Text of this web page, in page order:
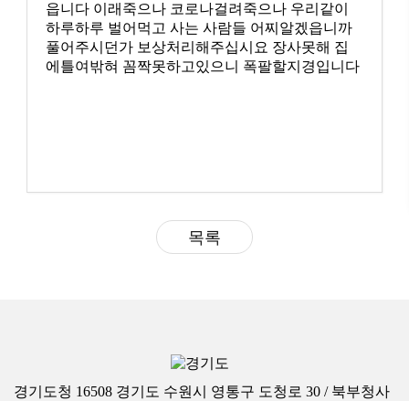
읍니다 이래죽으나 코로나걸려죽으나 우리같이
하루하루 벌어먹고 사는 사람들 어찌알겠읍니까
풀어주시던가 보상처리해주십시요 장사못해 집
에틀여밖혀 꼼짝못하고있으니 폭팔할지경입니다
목록
경기도청 16508 경기도 수원시 영통구 도청로 30 / 북부청사